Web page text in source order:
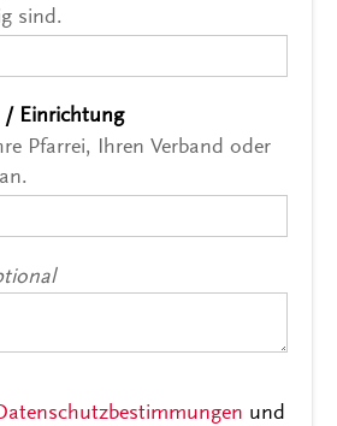
sind.
/ Einrichtung*
Pfarrei, Ihren Verband oder
und